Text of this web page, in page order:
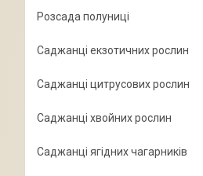
Розсада полуниці
Саджанці екзотичних рослин
Саджанці цитрусових рослин
Саджанці хвойних рослин
Саджанці ягідних чагарників